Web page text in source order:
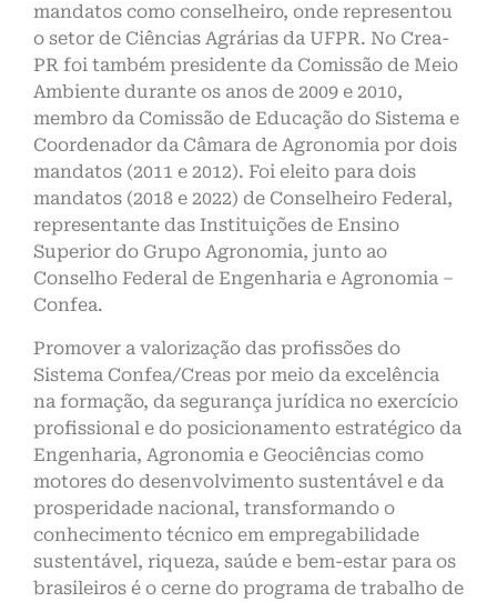
mandatos como conselheiro, onde representou
o setor de Ciências Agrárias da UFPR. No Crea-
PR foi também presidente da Comissão de Meio
Ambiente durante os anos de 2009 e 2010,
membro da Comissão de Educação do Sistema e
Coordenador da Câmara de Agronomia por dois
mandatos (2011 e 2012). Foi eleito para dois
mandatos (2018 e 2022) de Conselheiro Federal,
representante das Instituições de Ensino
Superior do Grupo Agronomia, junto ao
Conselho Federal de Engenharia e Agronomia –
Confea.
Promover a valorização das profissões do
Sistema Confea/Creas por meio da excelência
na formação, da segurança jurídica no exercício
profissional e do posicionamento estratégico da
Engenharia, Agronomia e Geociências como
motores do desenvolvimento sustentável e da
prosperidade nacional, transformando o
conhecimento técnico em empregabilidade
sustentável, riqueza, saúde e bem-estar para os
brasileiros é o cerne do programa de trabalho de